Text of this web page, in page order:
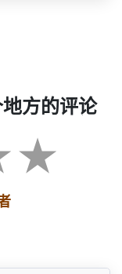
方的评论